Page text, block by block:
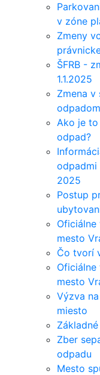
v zóne
Zmeny
ŠFRB -
1.1.2025
Zmena v
Ako je
odpad?
odpadmi
2025
Postup
mesto
Čo tvorí
Oficiálne
mesto
Výzva
miesto
Zber
odpadu
Mesto